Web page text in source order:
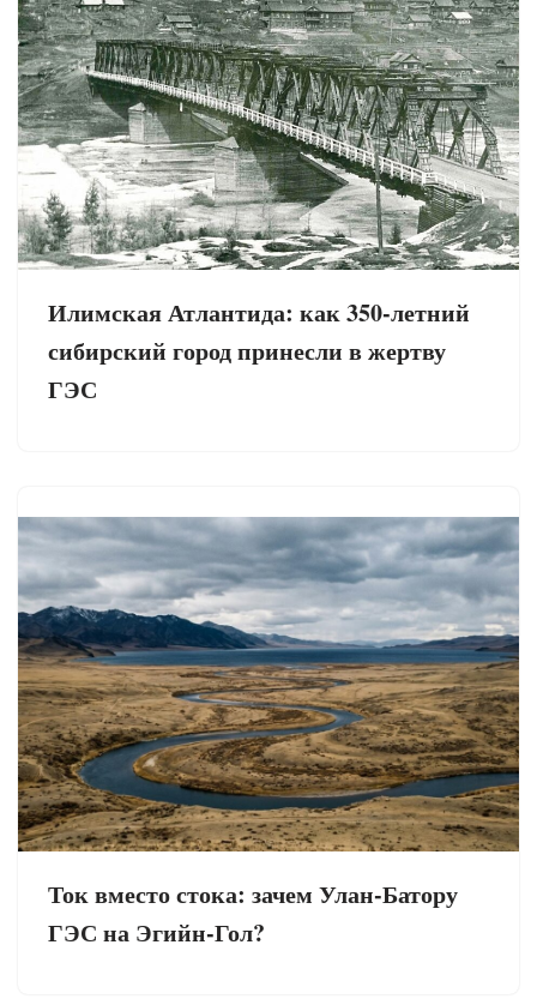
Илимская Атлантида: как 350-летний
сибирский город принесли в жертву
ГЭС
Ток вместо стока: зачем Улан-Батору
ГЭС на Эгийн-Гол?